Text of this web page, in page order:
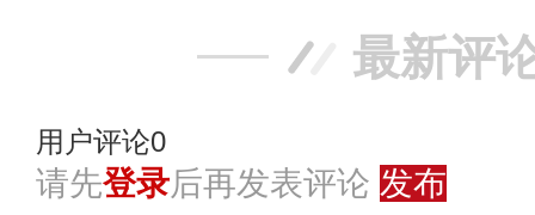
最新评
用户评论0
请先登录后再发表评论 发布